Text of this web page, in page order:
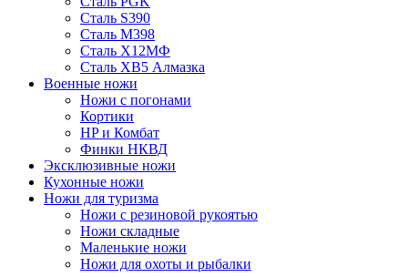
Сталь S390
Сталь M398
Сталь Х12МФ
Сталь ХВ5 Алмазка
Военные ножи
Ножи с погонами
Кортики
HP и Комбат
Финки НКВД
Эксклюзивные ножи
Кухонные ножи
Ножи для туризма
Ножи с резиновой рукоятью
Ножи складные
Маленькие ножи
Ножи для охоты и рыбалки